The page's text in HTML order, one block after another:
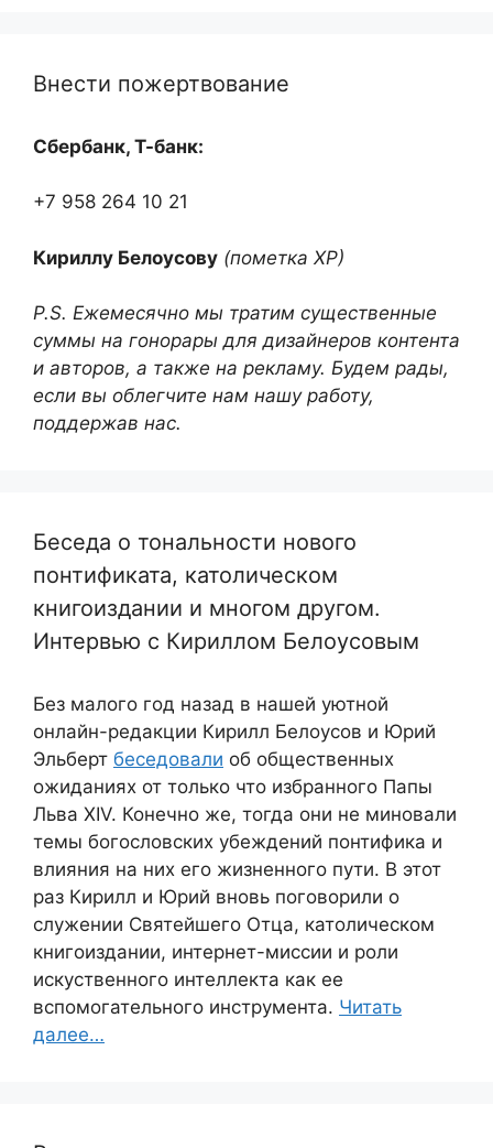
Внести пожертвование
Сбербанк, Т-банк:
+7 958 264 10 21
Кириллу Белоусову (пометка ХР)
P.S. Ежемесячно мы тратим существенные
суммы на гонорары для дизайнеров контента
и авторов, а также на рекламу. Будем рады,
если вы облегчите нам нашу работу,
поддержав нас.
Беседа о тональности нового
понтификата, католическом
книгоиздании и многом другом.
Интервью с Кириллом Белоусовым
Без малого год назад в нашей уютной
онлайн-редакции Кирилл Белоусов и Юрий
Эльберт беседовали об общественных
ожиданиях от только что избранного Папы
Льва XIV. Конечно же, тогда они не миновали
темы богословских убеждений понтифика и
влияния на них его жизненного пути. В этот
раз Кирилл и Юрий вновь поговорили о
служении Святейшего Отца, католическом
книгоиздании, интернет-миссии и роли
искуственного интеллекта как ее
вспомогательного инструмента. Читать
далее…